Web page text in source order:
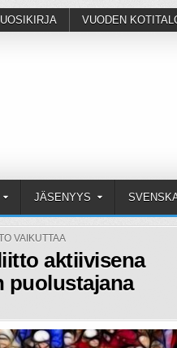
VUODEN
JÄSENYYS
VAIKUTTAA
aktiivisena
puolustajana